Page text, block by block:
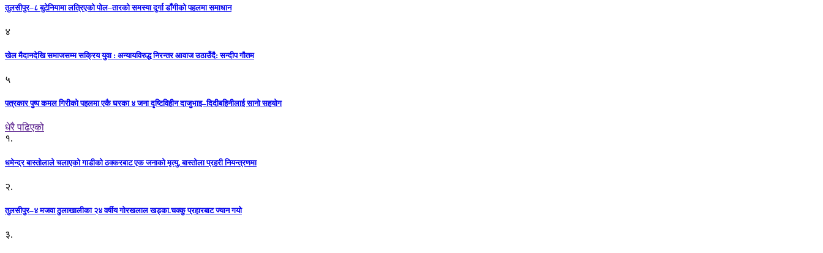
तुलसीपुर–८ बुटेनियामा लत्रिएको पोल–तारको समस्या दुर्गा डाँगीको पहलमा समाधान
४
खेल मैदानदेखि समाजसम्म सक्रिय युवा : अन्यायविरुद्ध निरन्तर आवाज उठाउँदै: सन्दीप गौतम
५
पत्रकार पुष्प कमल गिरीको पहलमा एकै घरका ४ जना दृष्टिविहीन दाजुभाइ–दिदीबहिनीलाई सानो सहयोग
धेरै पढिएको
१.
धमेन्द्र बास्तोलाले चलाएको गाडीको ठक्करबाट एक जनाको मृत्यु, बास्तोला प्रहरी नियन्त्रणमा
२.
तुलसीपुर–४ मजवा ठुलाखालीका २४ वर्षीय गोरखलाल खड्का.चक्कु प्रहारबाट ज्यान गयो
३.